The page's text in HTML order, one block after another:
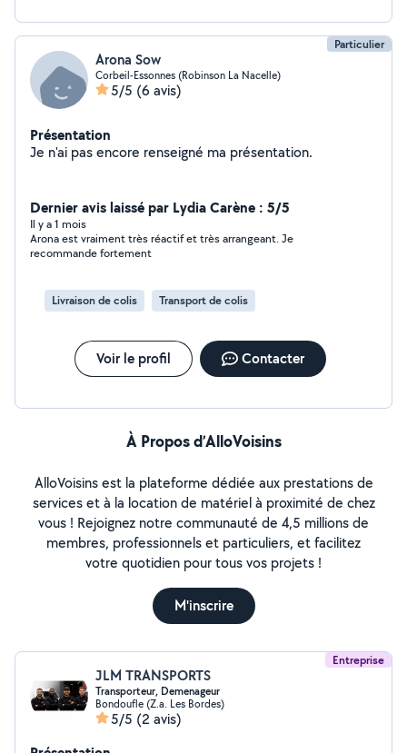
Particulier
Arona Sow
Corbeil-Essonnes (Robinson La Nacelle)
5/5 (6 avis)
Présentation
Je n'ai pas encore renseigné ma présentation.
Dernier avis laissé par Lydia Carène : 5/5
Il y a 1 mois
Arona est vraiment très réactif et très arrangeant. Je
recommande fortement
Livraison de colis Transport de colis
Voir le profil Contacter
À Propos d’AlloVoisins
AlloVoisins est la plateforme dédiée aux prestations de
services et à la location de matériel à proximité de chez
vous ! Rejoignez notre communauté de 4,5 millions de
membres, professionnels et particuliers, et facilitez
votre quotidien pour tous vos projets !
M'inscrire
Entreprise
JLM TRANSPORTS
Transporteur, Demenageur
Bondoufle (Z.a. Les Bordes)
5/5 (2 avis)